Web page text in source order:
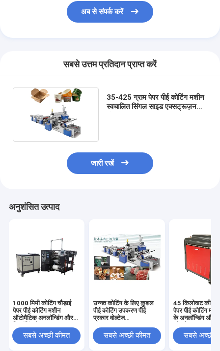
अब से संपर्क करें
सबसे उत्तम प्रतिदान प्राप्त करें
35-425 ग्राम पेपर पीई कोटिंग मशीन
स्वचालित सिंगल साइड एक्सट्रूज़न
जारी रखें
अनुशंसित उत्पाद
1000 मिमी कोटिंग चौड़ाई
पेपर पीई कोटिंग मशीन
ऑटोमैटिक अनलॉन्डिंग और
सबसे अच्छी कीमत
उन्नत कोटिंग के लिए कुशल
पीई कोटिंग उपकरण पीई
प्रकार वोल्टेज
सबसे अच्छी कीमत
45 किलोवाट की
पेपर पीई कोटिंग
के अनलॉन्डिंग और
सबसे अच्छी